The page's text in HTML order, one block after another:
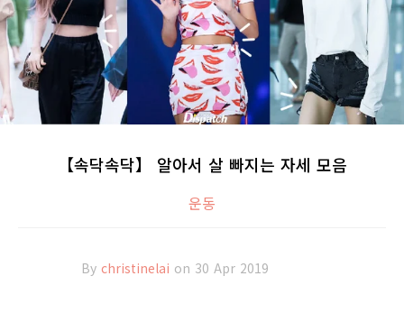
【속닥속닥】 알아서 살 빠지는 자세 모음
운동
By christinelai on 30 Apr 2019